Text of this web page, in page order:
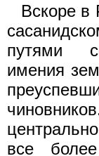
Вскоре
путями
имения
все